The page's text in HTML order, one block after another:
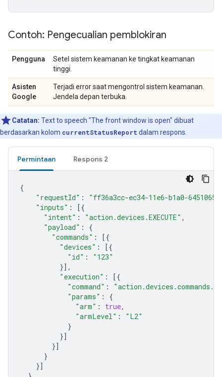
Contoh: Pengecualian pemblokiran
Pengguna
Setel sistem keamanan ke tingkat keamanan
tinggi.
Asisten
Google
Terjadi error saat mengontrol sistem keamanan.
Jendela depan terbuka.
Catatan: Text to speech "The front window is open" dibuat
berdasarkan kolom currentStatusReport dalam respons.
Permintaan Respons 2
{
"requestId" :
"ff36a3cc-ec34-11e6-b1a0-
"inputs" :
[{
"intent" : "action.devices.EXECUTE" ,
"payload" :
{
"commands" :
[{
"devices" :
[{
"id" :
"123"
}],
"execution" :
[{
"command" :
"params" :
{
"arm" : true,
"armLevel" :
"L2"
}
}]
}]
}
}]